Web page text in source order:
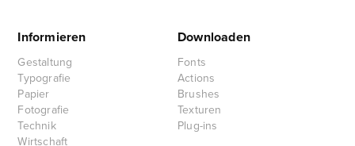
Informieren
Gestaltung
Typografie
Papier
Fotografie
Technik
Wirtschaft
Downloaden
Fonts
Actions
Brushes
Texturen
Plug-ins